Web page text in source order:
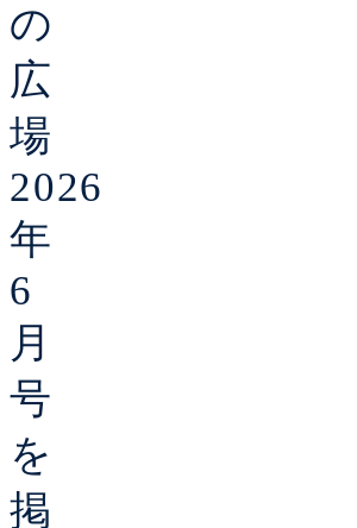
の
広
場
2026
年
6
月
号
を
掲